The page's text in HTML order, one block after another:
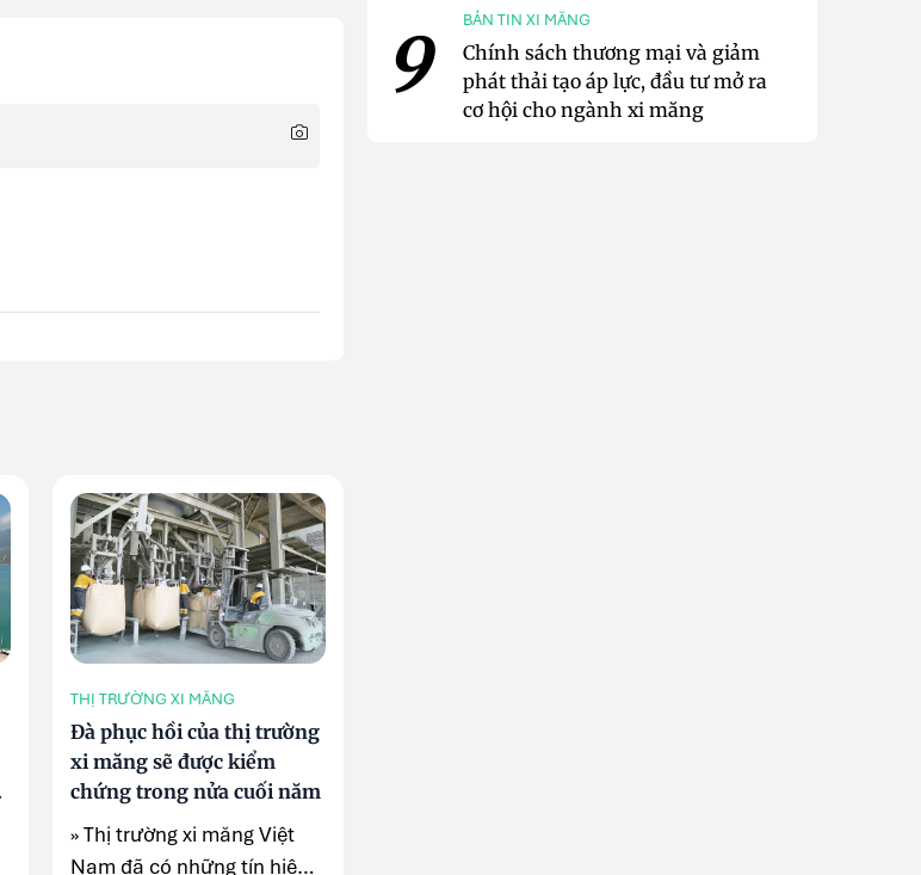
THỊ TRƯỜNG XI MĂNG
Đà phục hồi của thị trường
xi măng sẽ được kiểm
chứng trong nửa cuối năm
» Thị trường xi măng Việt
Nam đã có những tín hiệu
9 BẢN TIN XI MĂNG
Chính sách thương mại và giảm
phát thải tạo áp lực, đầu tư mở ra
cơ hội cho ngành xi măng